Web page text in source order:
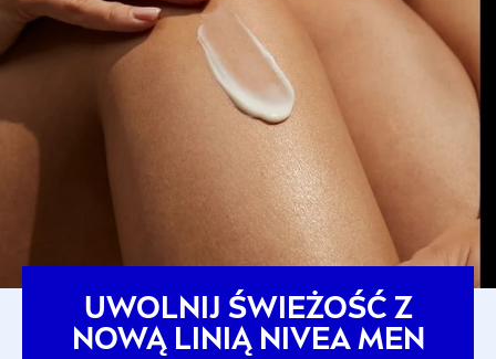
UWOLNIJ ŚWIEŻOŚĆ Z
NOWĄ LINIĄ NIVEA MEN